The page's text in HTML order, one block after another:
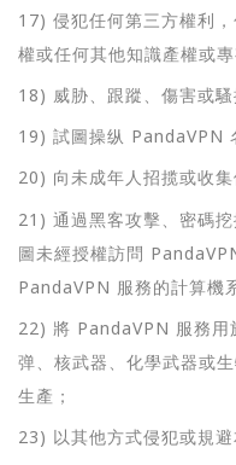
17) 侵犯任何第三方權利
權或任何其他知識產權或專
18) 威胁、跟蹤、傷害或
19) 試圖操纵 PandaVPN
20) 向未成年人招揽或收
21) 通過黑客攻擊、密碼
圖未經授權訪問
PandaVPN 服務的計算機
22) 將 PandaVPN 服務用
弹、核武器、化學武器或
生產；
23) 以其他方式侵犯或規避